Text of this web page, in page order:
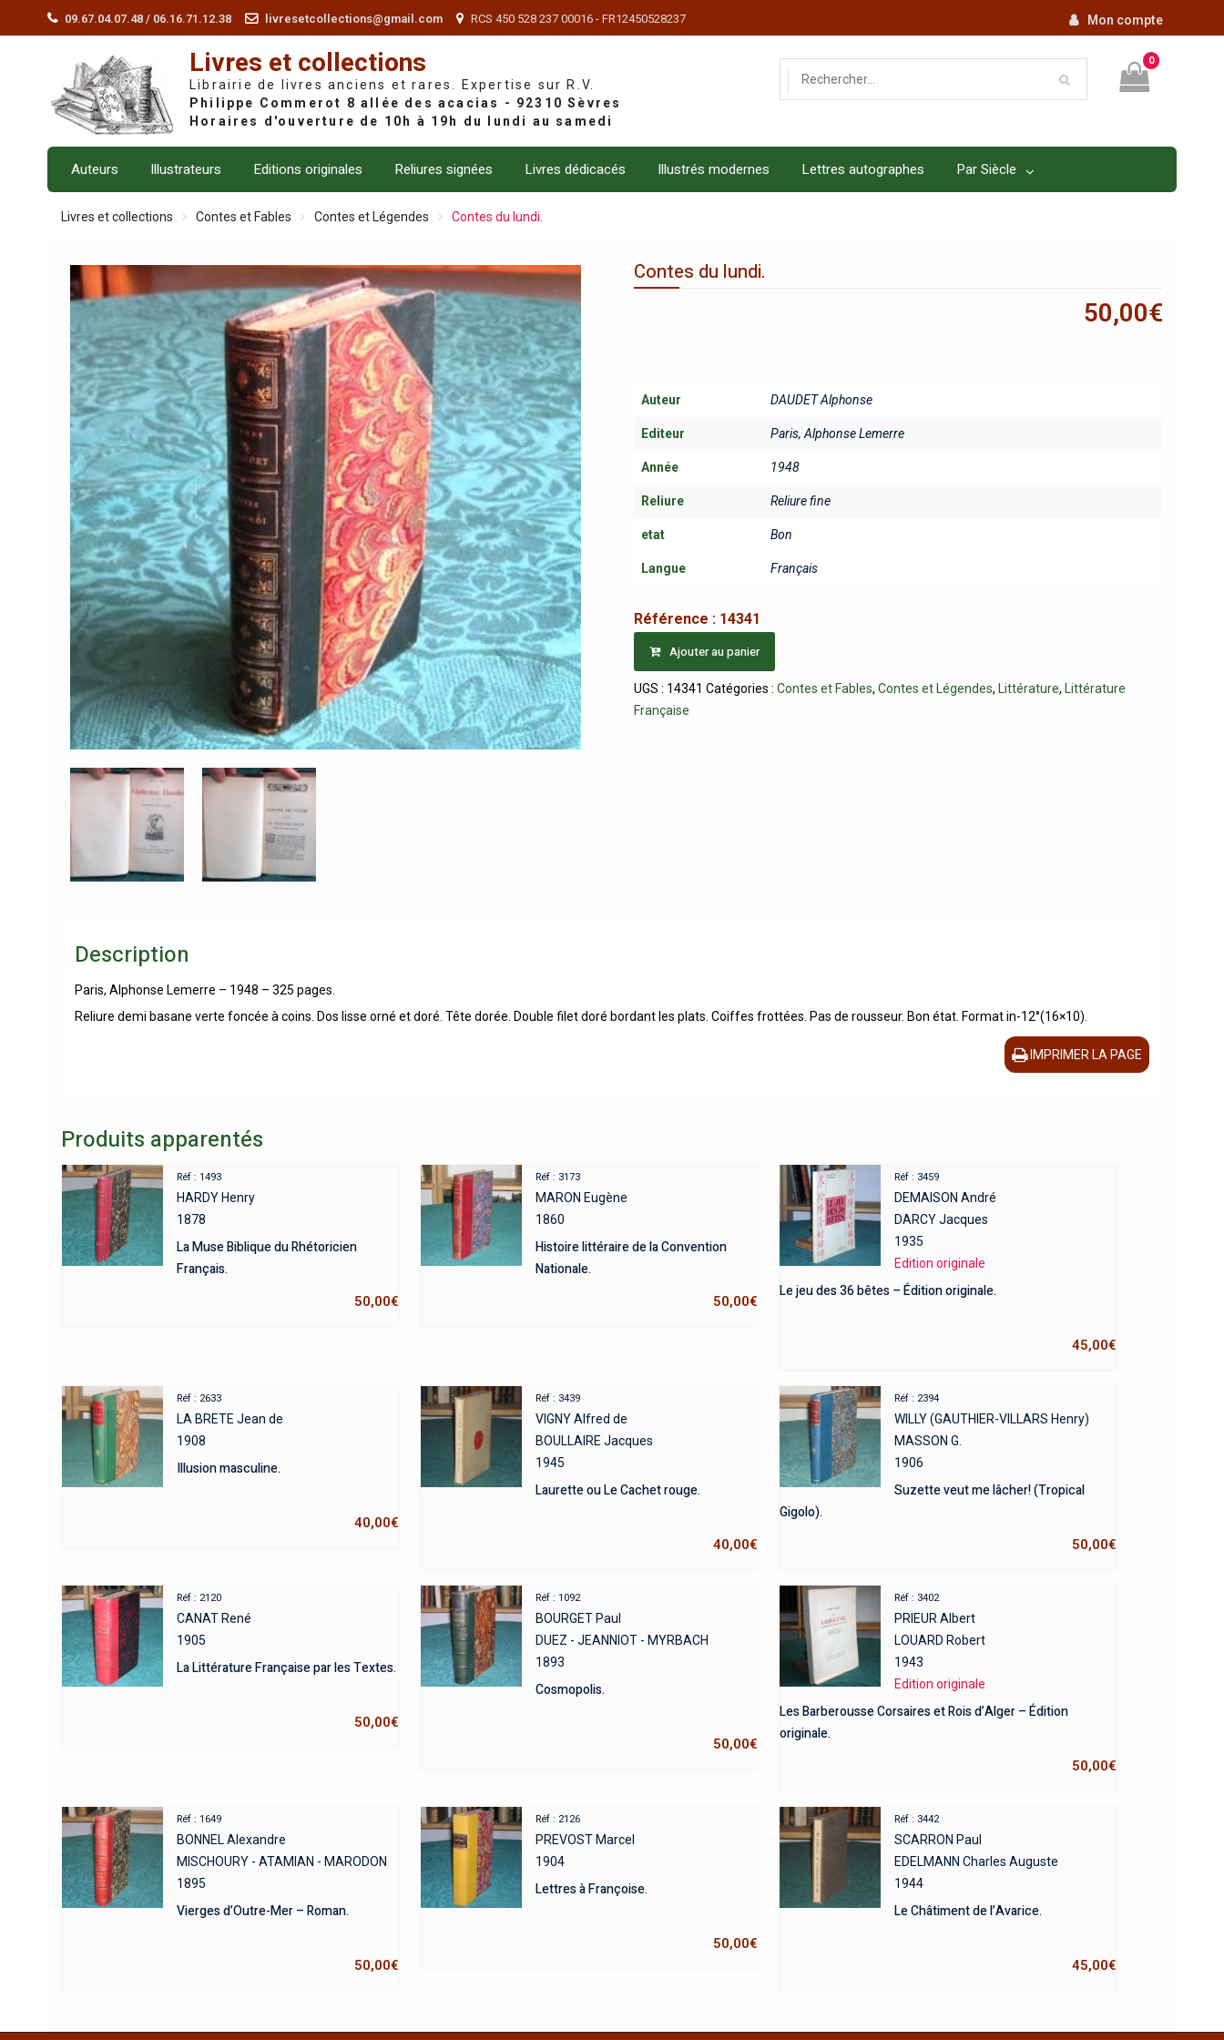
09.67.04.07.48 / 06.16.71.12.38 livresetcollections@gmail.com RCS 450 528 237 00016 - FR12450528237 Mon compte
Livres et collections
Librairie de livres anciens et rares. Expertise sur R.V.
0
Auteurs Illustrateurs Editions originales Reliures signées Livres dédicacés Illustrés modernes Lettres autographes Par Siècle
Livres et collections Contes et Fables Contes et Légendes Contes du lundi.
Contes du lundi.
50,00€
Auteur DAUDET Alphonse
Editeur Paris, Alphonse Lemerre
Année 1948
Reliure Reliure fine
etat Bon
Langue Français
Référence : 14341
Ajouter au panier
UGS : 14341 Catégories :Contes et Fables,Contes et Légendes, Littérature, Littérature
Française
Description
Paris, Alphonse Lemerre – 1948 – 325 pages.
Reliure demi basane verte foncée à coins. Dos lisse orné et doré. Tête dorée. Double filet doré bordant les plats. Coiffes frottées. Pas de rousseur. Bon état. Format in-12°(16×10).
IMPRIMER LA PAGE
Produits apparentés
Réf : 1493
HARDY Henry
1878
La Muse Biblique du Rhétoricien
Français.
50,00€
Réf : 3173
MARON Eugène
1860
Histoire littéraire de la Convention
Nationale.
50,00€
Réf : 3459
DEMAISON André
DARCY Jacques
1935
Edition originale
Le jeu des 36 bêtes – Édition originale.
45,00€
Réf : 2633
LA BRETE Jean de
1908
Illusion masculine.
40,00€
Réf : 3439
VIGNY Alfred de
BOULLAIRE Jacques
1945
Laurette ou Le Cachet rouge.
40,00€
Réf : 2394
WILLY (GAUTHIER-VILLARS Henry)
MASSON G.
1906
Suzette veut me lâcher! (Tropical
Gigolo).
50,00€
Réf : 2120
CANAT René
1905
La Littérature Française par les Textes.
50,00€
Réf : 1092
BOURGET Paul
DUEZ - JEANNIOT - MYRBACH
1893
Cosmopolis.
50,00€
Réf : 3402
PRIEUR Albert
LOUARD Robert
1943
Edition originale
Les Barberousse Corsaires et Rois d’Alger – Édition
originale.
50,00€
Réf : 1649
BONNEL Alexandre
MISCHOURY - ATAMIAN - MARODON
1895
Vierges d’Outre-Mer – Roman.
50,00€
Réf : 2126
PREVOST Marcel
1904
Lettres à Françoise.
50,00€
Réf : 3442
SCARRON Paul
EDELMANN Charles Auguste
1944
Le Châtiment de l’Avarice.
45,00€